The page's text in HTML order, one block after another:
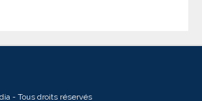
- Tous droits réservés